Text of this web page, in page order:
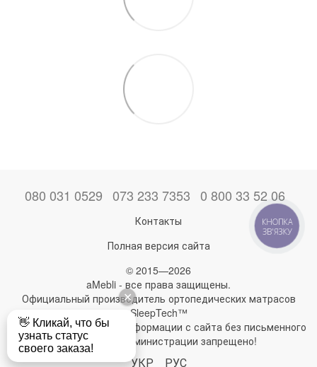
080 031 0529 073 233 7353 0 800 33 52 06
Контакты
Полная версия сайта
© 2015—2026
aMebli - все права защищены.
Официальный производитель ортопедических матрасов
SleepTech™
Любое использование информации с сайта без письменного
разрешения администрации запрещено!
УКР РУС
КНОПКА
ЗВ'ЯЗКУ